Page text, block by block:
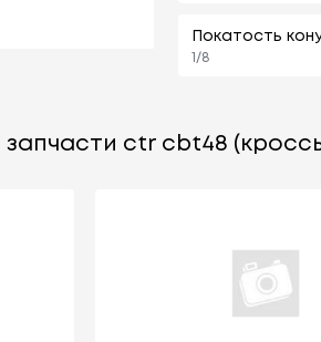
Покатость
1/8
ctr cbt48